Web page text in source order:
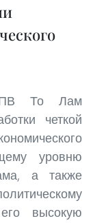
То Лам
четкой
уровню
а также
высокую